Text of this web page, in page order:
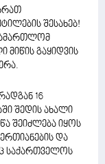
შესახებ!
გაყიდვის
16
შედის ახალი
შეიძლება იყოს
და
საქართველოს